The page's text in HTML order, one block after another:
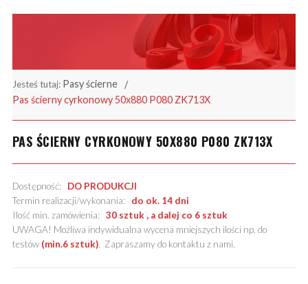
Jesteś tutaj: Pasy ścierne
Pas ścierny cyrkonowy 50x880 P080 ZK713X
PAS ŚCIERNY CYRKONOWY 50X880 P080 ZK713X
Dostępność: DO PRODUKCJI
Termin realizacji/wykonania: do ok. 14 dni
Ilość min. zamówienia: 30 sztuk , a dalej co 6 sztuk
UWAGA! Możliwa indywidualna wycena mniejszych ilości np. do
testów (min.6 sztuk). Zapraszamy do kontaktu z nami.